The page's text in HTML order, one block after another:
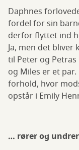
Daphnes
fordel for sin
derfor flyttet ind
Ja, men det bliver
til Peter og
og Miles er et
forhold, hvor
opstår i Emily
… rører og